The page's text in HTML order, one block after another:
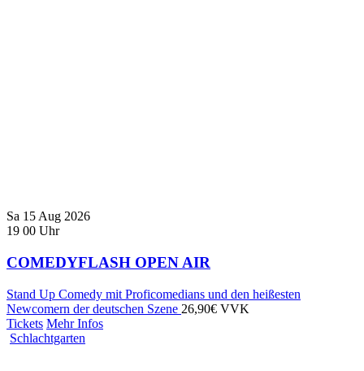
Sa 15 Aug 2026
19 00 Uhr
COMEDYFLASH OPEN AIR
Stand Up Comedy mit Proficomedians und den heißesten
Newcomern der deutschen Szene 26,90€ VVK
Tickets Mehr Infos
Schlachtgarten